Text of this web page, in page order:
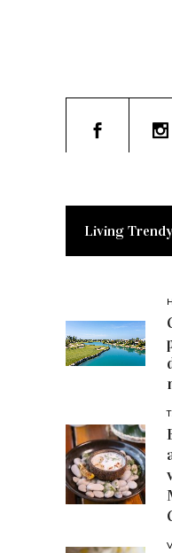
Living Trendy